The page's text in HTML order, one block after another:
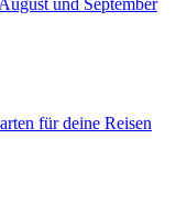
für deine Reisen